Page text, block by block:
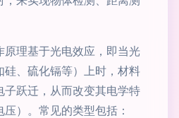
原理基于光电效应，即当光
硅、硫化镉等）上时，材料
子跃迁，从而改变其电学特
）。常见的类型包括：